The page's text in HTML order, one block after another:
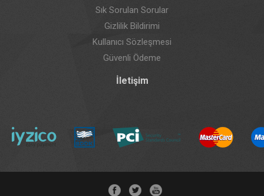
Sık Sorulan Sorular
Gizlilik Bildirimi
Kullanıcı Sözleşmesi
Güvenli Ödeme
İletişim